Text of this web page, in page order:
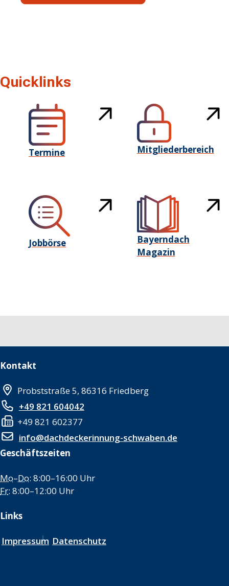
Quicklinks
Termine Mitgliederbereich
Jobbörse
Bayerndach
Magazin
Kontakt
Probststraße 5, 86316 Friedberg
+49 821 604042
+49 821 602377
info@dachdeckerinnung-schwaben.de
Geschäftszeiten
Mo–Do: 8:00–16:00 Uhr
Fr: 8:00–12:00 Uhr
Links
Impressum Datenschutz